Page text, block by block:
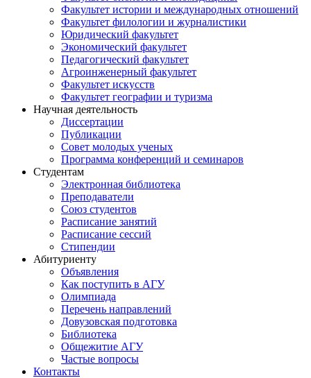
Факультет истории и международных отношений
Факультет филологии и журналистики
Юридический факультет
Экономический факультет
Педагогический факультет
Агроинженерный факультет
Факультет искусств
Факультет географии и туризма
Научная деятельность
Диссертации
Публикации
Совет молодых ученых
Программа конференций и семинаров
Студентам
Электронная библиотека
Преподаватели
Союз студентов
Расписание занятий
Расписание сессий
Стипендии
Абитуриенту
Объявления
Как поступить в АГУ
Олимпиада
Перечень направлений
Довузовская подготовка
Библиотека
Общежитие АГУ
Частые вопросы
Контакты